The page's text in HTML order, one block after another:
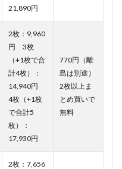
21,890円
2枚：9,960
円 3枚
（+1枚で合
計4枚）：
14,940円
4枚（+1枚
で合計5
枚）：
17,930円
770円（離
島は別途）
2枚以上ま
とめ買いで
無料
2枚：7,656